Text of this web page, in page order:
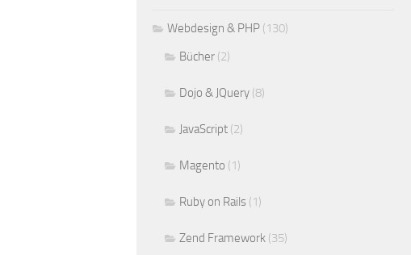
Webdesign & PHP (130)
Bücher (2)
Dojo & JQuery (8)
JavaScript (2)
Magento (1)
Ruby on Rails (1)
Zend Framework (35)